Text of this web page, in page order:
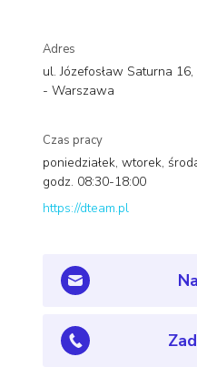
Adres
ul. Józefosław Saturna
- Warszawa
Czas pracy
poniedziałek, wtorek,
godz. 08:30-18:00
https://dteam.pl